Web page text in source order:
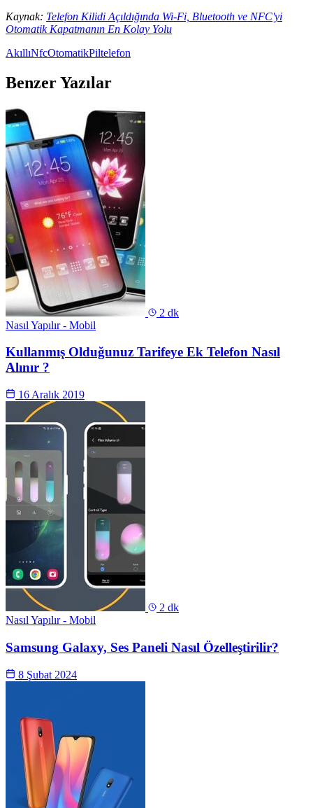
Kaynak: Telefon Kilidi Açıldığında Wi-Fi, Bluetooth ve NFC'yi
Otomatik Kapatmanın En Kolay Yolu
AkıllıNfcOtomatikPiltelefon
Benzer Yazılar
2 dk
Nasıl Yapılır - Mobil
Kullanmış Olduğunuz Tarifeye Ek Telefon Nasıl
Alınır ?
16 Aralık 2019
2 dk
Nasıl Yapılır - Mobil
Samsung Galaxy, Ses Paneli Nasıl Özelleştirilir?
8 Şubat 2024